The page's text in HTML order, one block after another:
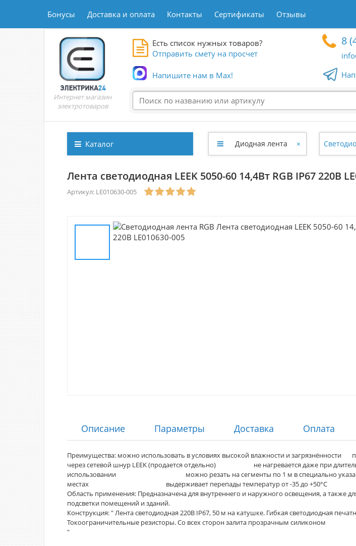
Бонусы Доставка и оплата Контакты Сертификаты Отзывы
Интернет магазин
электротоваров
Есть список нужных товаров?
Отправить смету на просчет
Напишите нам в Max!
8
Каталог Диодная лента ×
Лента светодиодная LEEK 5050-60 14,4Вт RGB IP67 220В
Артикул: LE010630-005
Описание Параметры Доставка Оплата
Преимущества: можно использовать в условиях высокой влажности и загрязнённости
через сетевой шнур LEEK (продается отдельно) не нагревается даже при
использовании можно резать на сегменты по 1 м в специально
местах выдерживает перепады температур от -35 до +50°C
Область применения: Предназначена для внутреннего и наружного освещения, а также
подсветки помещений и зданий.
Конструкция: " Лента светодиодная 220В IP67, 50 м на катушке. Гибкая светодиодная
Токоограничительные резисторы. Со всех сторон залита прозрачным силиконом
"